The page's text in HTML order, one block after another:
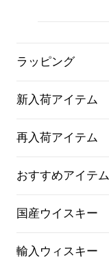
ラッピング
新入荷アイテム
再入荷アイテム
おすすめアイテム
国産ウイスキー
輸入ウィスキー